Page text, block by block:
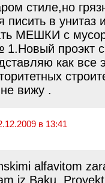
стиле,но
писить в унитаз
МЕШКИ с
1.Новый проэкт
как все
не вижу .
в 13:41
alfavitom
iz Baku.